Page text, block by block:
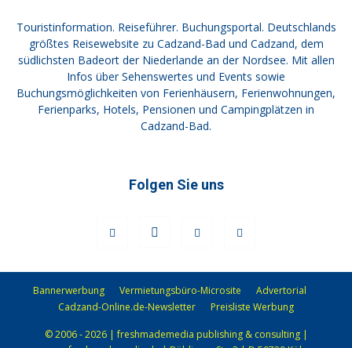
Touristinformation. Reiseführer. Buchungsportal. Deutschlands
größtes Reisewebsite zu Cadzand-Bad und Cadzand, dem
südlichsten Badeort der Niederlande an der Nordsee. Mit allen
Infos über Sehenswertes und Events sowie
Buchungsmöglichkeiten von Ferienhäusern, Ferienwohnungen,
Ferienparks, Hotels, Pensionen und Campingplätzen in
Cadzand-Bad.
Folgen Sie uns
Bannerwerbung Vermietungsbüro-Microsite
Advertorial
Cadzand-Online.de-Newsletter
Preisliste Werbung
© 2006 - 2026 | freshmademedia publishing & consulting |